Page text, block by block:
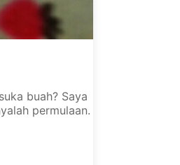
buah? Saya
permulaan.